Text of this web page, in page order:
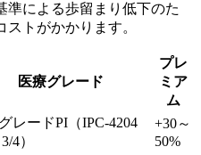
準による歩留まり低下のた
トがかかります。
医療グレード
プレ
ミア
ム
レードPI（IPC-4204
4）
+30～
50%